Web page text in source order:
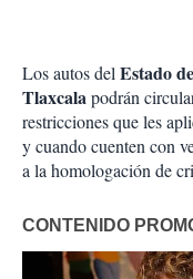
Los autos delEstado
Tlaxcalapodrán
restricciones que les
y cuando cuenten con
a la homologación de